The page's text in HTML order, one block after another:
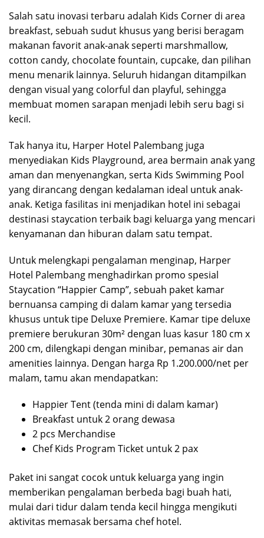
Salah satu inovasi terbaru adalah Kids Corner di area
breakfast, sebuah sudut khusus yang berisi beragam
makanan favorit anak-anak seperti marshmallow,
cotton candy, chocolate fountain, cupcake, dan pilihan
menu menarik lainnya. Seluruh hidangan ditampilkan
dengan visual yang colorful dan playful, sehingga
membuat momen sarapan menjadi lebih seru bagi si
kecil.
Tak hanya itu, Harper Hotel Palembang juga
menyediakan Kids Playground, area bermain anak yang
aman dan menyenangkan, serta Kids Swimming Pool
yang dirancang dengan kedalaman ideal untuk anak-
anak. Ketiga fasilitas ini menjadikan hotel ini sebagai
destinasi staycation terbaik bagi keluarga yang mencari
kenyamanan dan hiburan dalam satu tempat.
Untuk melengkapi pengalaman menginap, Harper
Hotel Palembang menghadirkan promo spesial
Staycation “Happier Camp”, sebuah paket kamar
bernuansa camping di dalam kamar yang tersedia
khusus untuk tipe Deluxe Premiere. Kamar tipe deluxe
premiere berukuran 30m² dengan luas kasur 180 cm x
200 cm, dilengkapi dengan minibar, pemanas air dan
amenities lainnya. Dengan harga Rp 1.200.000/net per
malam, tamu akan mendapatkan:
Happier Tent (tenda mini di dalam kamar)
Breakfast untuk 2 orang dewasa
2 pcs Merchandise
Chef Kids Program Ticket untuk 2 pax
Paket ini sangat cocok untuk keluarga yang ingin
memberikan pengalaman berbeda bagi buah hati,
mulai dari tidur dalam tenda kecil hingga mengikuti
aktivitas memasak bersama chef hotel.